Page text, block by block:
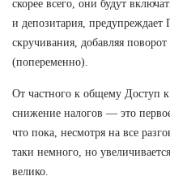
скорее всего, они будут
и депозитария,
скручивания, добавляя
(попеременно).
От частного к общему Доступ
снижение налогов — это
что пока, несмотря на все
таки немного, но
велико.